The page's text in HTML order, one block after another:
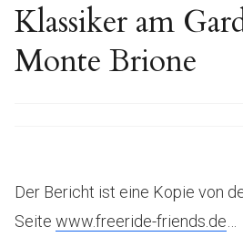
Klassiker am
Monte Brione
Der Bericht ist eine Kopie von
Seite www.freeride-friends.de